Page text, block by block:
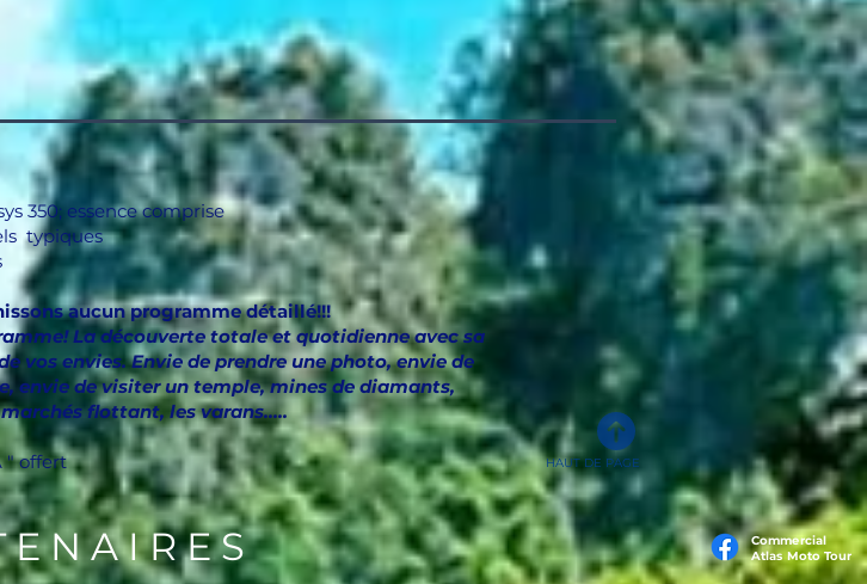
350; essence comprise​
typiques
aucun programme détaillé!!!
La découverte totale et quotidienne avec sa
vos envies. Envie de prendre une photo, envie de
envie de visiter un temple, mines de diamants,
flottant, les varans.....
" offert
HAUT DE PAGE
E N A I R E S
Commercial
Atlas Moto Tour